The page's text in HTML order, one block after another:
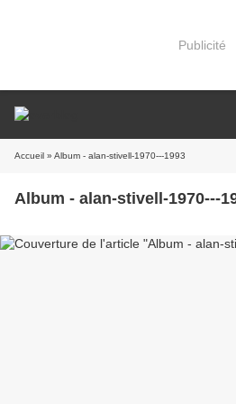
Publicité
Accueil » Album - alan-stivell-1970---1993
Album - alan-stivell-1970---